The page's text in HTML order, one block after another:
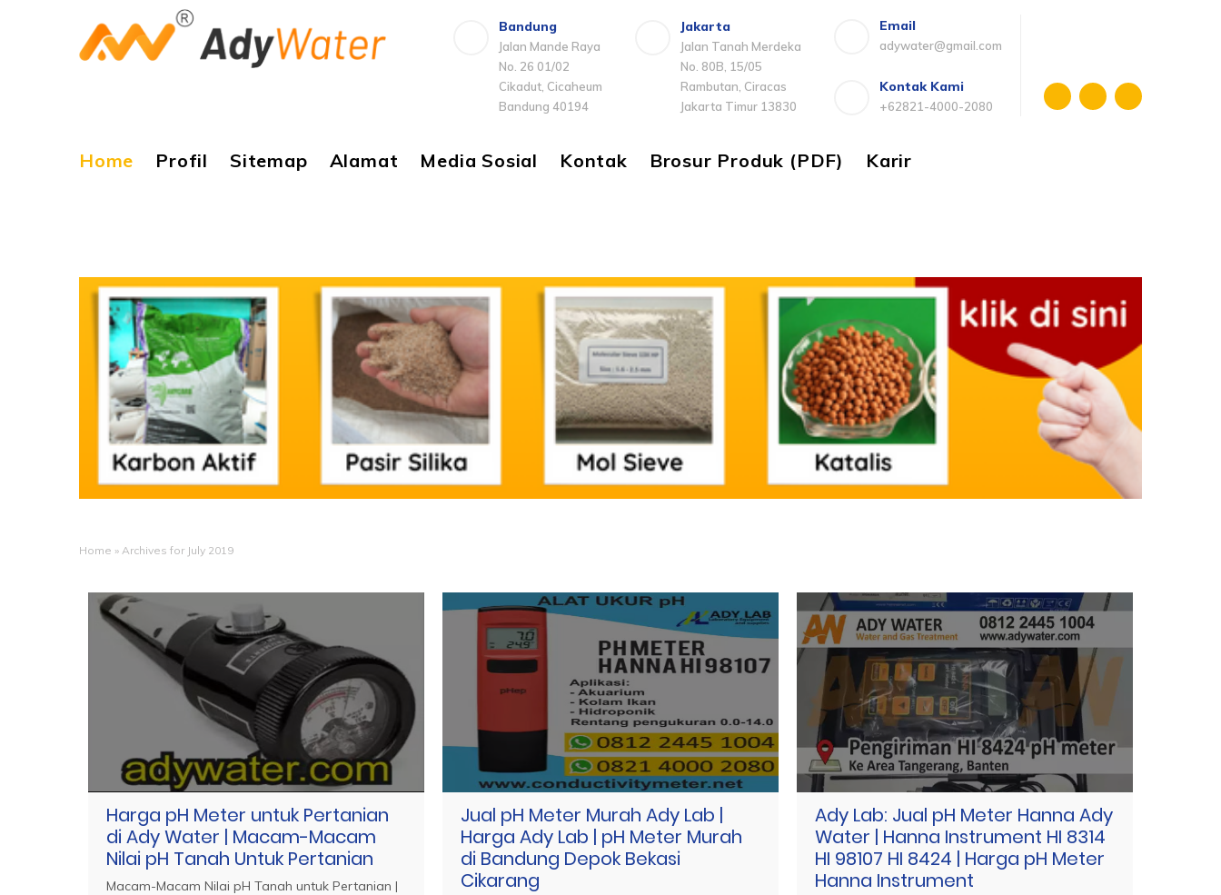
Bandung
Jalan Mande Raya
No. 26 01/02
Cikadut, Cicaheum
Bandung 40194
Jakarta
Jalan Tanah Merdeka
No. 80B, 15/05
Rambutan, Ciracas
Jakarta Timur 13830
Email
adywater@gmail.com
Kontak Kami
+62821-4000-2080
Home Profil Sitemap Alamat Media Sosial Kontak Brosur Produk (PDF) Karir
Home » Archives for July 2019
Harga pH Meter untuk Pertanian
di Ady Water | Macam-Macam
Nilai pH Tanah Untuk Pertanian
Macam-Macam Nilai pH Tanah untuk Pertanian |
Jual pH Meter Murah Ady Lab |
Harga Ady Lab | pH Meter Murah
di Bandung Depok Bekasi
Cikarang
Ady Lab: Jual pH Meter Hanna Ady
Water | Hanna Instrument HI 8314
HI 98107 HI 8424 | Harga pH Meter
Hanna Instrument